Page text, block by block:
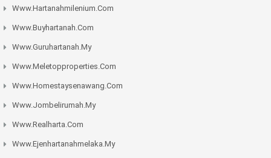
Www.hartanahmilenium.com
Www.buyhartanah.com
Www.guruhartanah.my
Www.meletopproperties.com
Www.homestaysenawang.com
Www.jombelirumah.my
Www.realharta.com
Www.ejenhartanahmelaka.my